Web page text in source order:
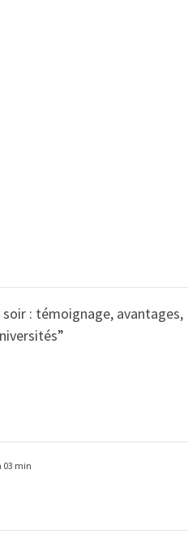
: témoignage, avantages,
”
03 min